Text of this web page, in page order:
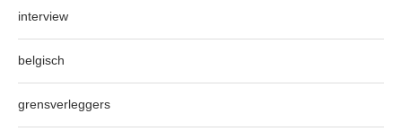
interview
belgisch
grensverleggers